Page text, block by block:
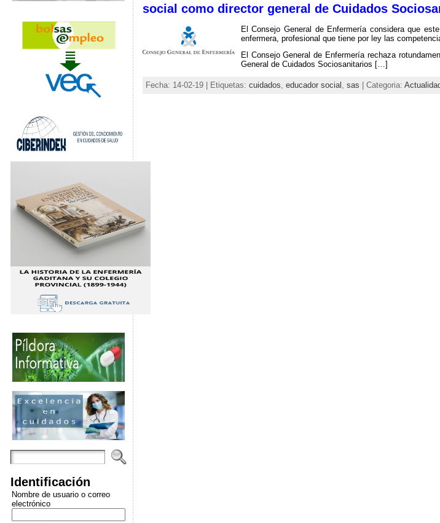
Identificación
Nombre de usuario o correo
electrónico
social como director general de Cuidados
El Consejo General de Enfermería considera que
enfermera, profesional que tiene por ley las
El Consejo General de Enfermería rechaza
General de Cuidados Sociosanitarios […]
Fecha: 14-02-19 | Etiquetas: cuidados, educador social , sas | Categoria: